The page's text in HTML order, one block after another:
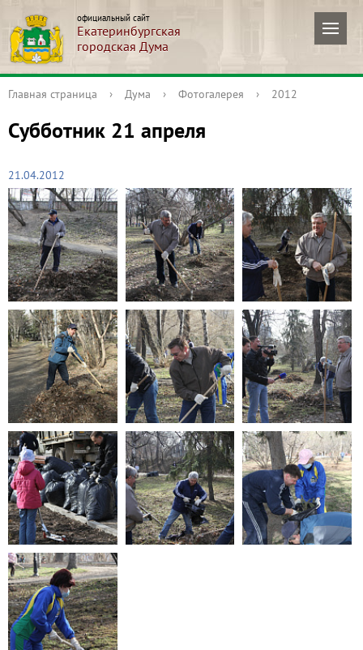
официальный сайт
Екатеринбургская
городская Дума
Главная страница › Дума › Фотогалерея › 2012
Субботник 21 апреля
21.04.2012